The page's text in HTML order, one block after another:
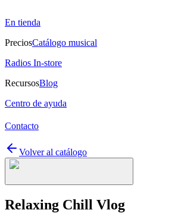
En tienda
PreciosCatálogo musical
Radios In-store
RecursosBlog
Centro de ayuda
Contacto
Volver al catálogo
Relaxing Chill Vlog